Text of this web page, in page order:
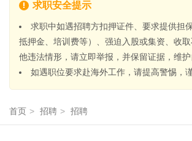
求职安全提示
求职中如遇招聘方扣押证件、要求提供担
抵押金、培训费等）、强迫入股或集资、收
他违法情形，请立即举报，并保留证据，维护
如遇职位要求赴海外工作，请提高警惕，谨
首页 > 招聘 > 招聘